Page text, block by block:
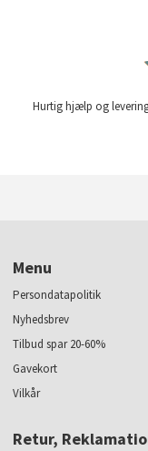
Hurtig hjælp og
Menu
Persondatapolitik
Nyhedsbrev
Tilbud spar 20-60%
Gavekort
Vilkår
Retur,